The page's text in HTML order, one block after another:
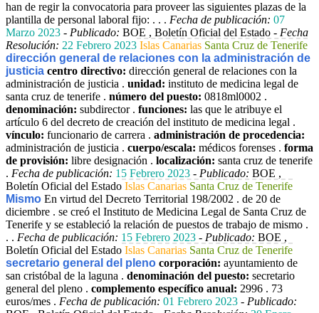
han de regir la convocatoria para proveer las siguientes plazas de la
plantilla de personal laboral fijo: . . . Fecha de publicación: 07
Marzo 2023 - Publicado: BOE , Boletín Oficial del Estado - Fecha
Resolución: 22 Febrero 2023 Islas Canarias Santa Cruz de Tenerife
dirección general de relaciones con la administración de
justicia centro directivo: dirección general de relaciones con la
administración de justicia . unidad: instituto de medicina legal de
santa cruz de tenerife . número del puesto: 0818ml0002 .
denominación: subdirector . funciones: las que le atribuye el
artículo 6 del decreto de creación del instituto de medicina legal .
vínculo: funcionario de carrera . administración de procedencia:
administración de justicia . cuerpo/escala: médicos forenses . forma
de provisión: libre designación . localización: santa cruz de tenerife
. Fecha de publicación: 15 Febrero 2023 - Publicado: BOE ,
Boletín Oficial del Estado Islas Canarias Santa Cruz de Tenerife
Mismo En virtud del Decreto Territorial 198/2002 . de 20 de
diciembre . se creó el Instituto de Medicina Legal de Santa Cruz de
Tenerife y se estableció la relación de puestos de trabajo de mismo .
. . Fecha de publicación: 15 Febrero 2023 - Publicado: BOE ,
Boletín Oficial del Estado Islas Canarias Santa Cruz de Tenerife
secretario general del pleno corporación: ayuntamiento de
san cristóbal de la laguna . denominación del puesto: secretario
general del pleno . complemento específico anual: 2996 . 73
euros/mes . Fecha de publicación: 01 Febrero 2023 - Publicado: